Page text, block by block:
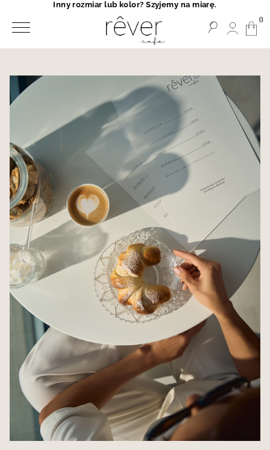
0
Inny rozmiar lub kolor? Szyjemy na miarę.